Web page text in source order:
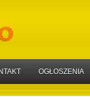
OGŁOSZENIA